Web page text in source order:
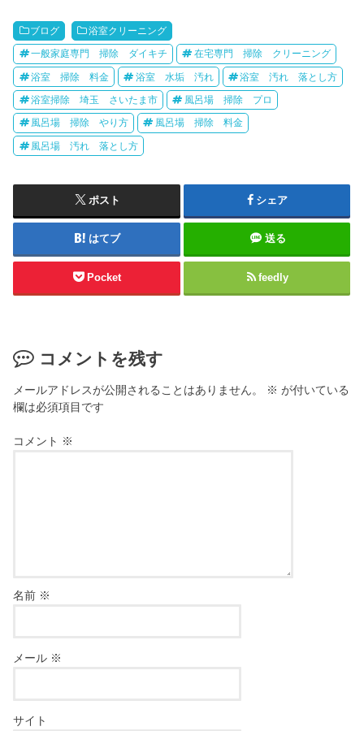
ブログ 浴室クリーニング
一般家庭専門 掃除 ダイキチ 在宅専門 掃除 クリーニング
浴室 掃除 料金 浴室 水垢 汚れ 浴室 汚れ 落とし方
浴室掃除 埼玉 さいたま市 風呂場 掃除 プロ
風呂場 掃除 やり方 風呂場 掃除 料金
風呂場 汚れ 落とし方
ポスト シェア
はてブ 送る
Pocket feedly
コメントを残す
メールアドレスが公開されることはありません。 ※ が付いている
欄は必須項目です
コメント ※
名前 ※
メール ※
サイト